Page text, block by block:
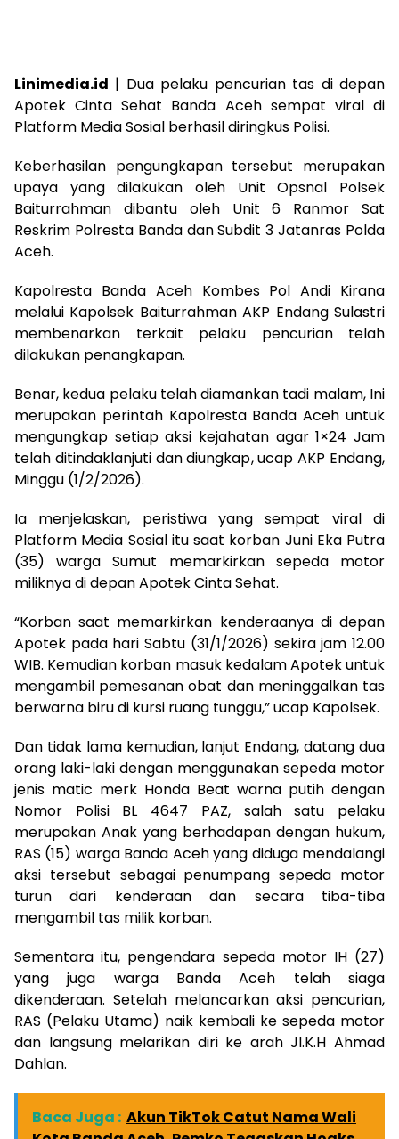
Linimedia.id | Dua pelaku pencurian tas di depan
Apotek Cinta Sehat Banda Aceh sempat viral di
Platform Media Sosial berhasil diringkus Polisi.
Keberhasilan pengungkapan tersebut merupakan
upaya yang dilakukan oleh Unit Opsnal Polsek
Baiturrahman dibantu oleh Unit 6 Ranmor Sat
Reskrim Polresta Banda dan Subdit 3 Jatanras Polda
Aceh.
Kapolresta Banda Aceh Kombes Pol Andi Kirana
melalui Kapolsek Baiturrahman AKP Endang Sulastri
membenarkan terkait pelaku pencurian telah
dilakukan penangkapan.
Benar, kedua pelaku telah diamankan tadi malam, Ini
merupakan perintah Kapolresta Banda Aceh untuk
mengungkap setiap aksi kejahatan agar 1×24 Jam
telah ditindaklanjuti dan diungkap, ucap AKP Endang,
Minggu (1/2/2026).
Ia menjelaskan, peristiwa yang sempat viral di
Platform Media Sosial itu saat korban Juni Eka Putra
(35) warga Sumut memarkirkan sepeda motor
miliknya di depan Apotek Cinta Sehat.
“Korban saat memarkirkan kenderaanya di depan
Apotek pada hari Sabtu (31/1/2026) sekira jam 12.00
WIB. Kemudian korban masuk kedalam Apotek untuk
mengambil pemesanan obat dan meninggalkan tas
berwarna biru di kursi ruang tunggu,” ucap Kapolsek.
Dan tidak lama kemudian, lanjut Endang, datang dua
orang laki-laki dengan menggunakan sepeda motor
jenis matic merk Honda Beat warna putih dengan
Nomor Polisi BL 4647 PAZ, salah satu pelaku
merupakan Anak yang berhadapan dengan hukum,
RAS (15) warga Banda Aceh yang diduga mendalangi
aksi tersebut sebagai penumpang sepeda motor
turun dari kenderaan dan secara tiba-tiba
mengambil tas milik korban.
Sementara itu, pengendara sepeda motor IH (27)
yang juga warga Banda Aceh telah siaga
dikenderaan. Setelah melancarkan aksi pencurian,
RAS (Pelaku Utama) naik kembali ke sepeda motor
dan langsung melarikan diri ke arah Jl.K.H Ahmad
Dahlan.
Baca Juga : Akun TikTok Catut Nama Wali